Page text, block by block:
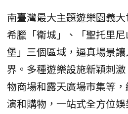
南臺灣最大主題遊樂園義
希臘「衛城」、「聖托里
堡」三個區域，逼真場景
界。多種遊樂設施新穎刺
物商場和露天廣場市集等
演和購物，一站式全方位